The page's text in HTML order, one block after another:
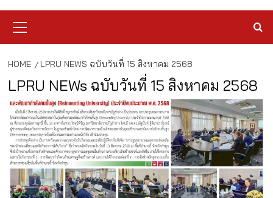
Menu
HOME LPRU NEWS ฉบับวันที่ 15 สิงหาคม 2568
LPRU NEWs ฉบับวันที่ 15 สิงหาคม 2568